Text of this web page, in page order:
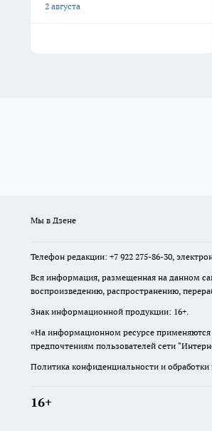
2 августа
Мы в Дзене
Телефон редакции: +7 922 275-86-30,
Вся информация, размещенная на данном
воспроизведению, распространению,
Знак информационной продукции: 16+.
«На информационном ресурсе применяются
предпочтениям пользователей сети
Политика конфиденциальности и
16+